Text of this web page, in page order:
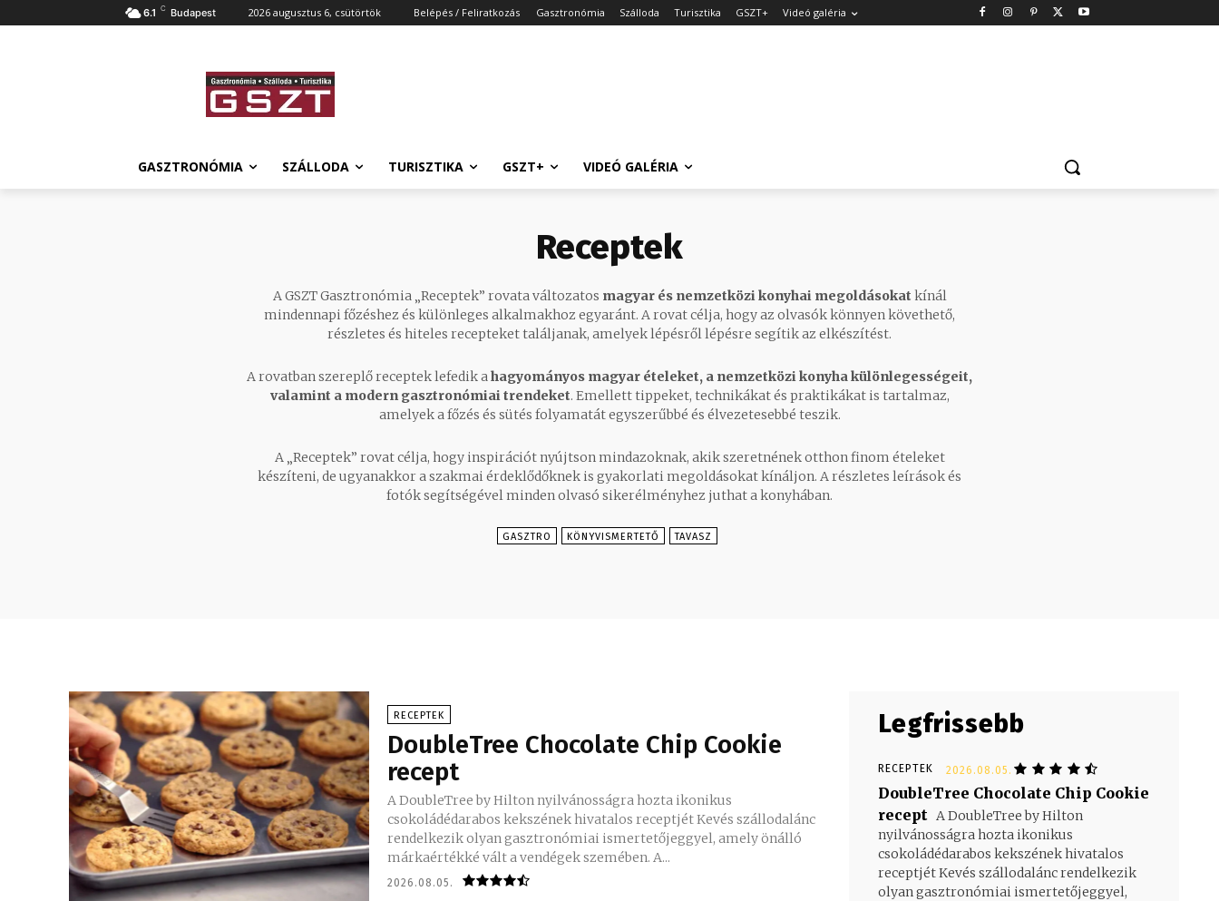
6.1 C Budapest 2026 augusztus 6, csütörtök Belépés / Feliratkozás Gasztronómia Szálloda Turisztika GSZT+ Videó galéria
GASZTRONÓMIA SZÁLLODA TURISZTIKA GSZT+ VIDEÓ GALÉRIA
Receptek
A GSZT Gasztronómia „Receptek” rovata változatos magyar és nemzetközi konyhai megoldásokat kínál
mindennapi főzéshez és különleges alkalmakhoz egyaránt. A rovat célja, hogy az olvasók könnyen követhető,
részletes és hiteles recepteket találjanak, amelyek lépésről lépésre segítik az elkészítést.
A rovatban szereplő receptek lefedik ahagyományos magyar ételeket, a nemzetközi konyha különlegességeit,
valamint a modern gasztronómiai trendeket. Emellett tippeket, technikákat és praktikákat is tartalmaz,
amelyek a főzés és sütés folyamatát egyszerűbbé és élvezetesebbé teszik.
A „Receptek” rovat célja, hogy inspirációt nyújtson mindazoknak, akik szeretnének otthon finom ételeket
készíteni, de ugyanakkor a szakmai érdeklődőknek is gyakorlati megoldásokat kínáljon. A részletes leírások és
fotók segítségével minden olvasó sikerélményhez juthat a konyhában.
GASZTRO KÖNYVISMERTETŐ TAVASZ
RECEPTEK
DoubleTree Chocolate Chip Cookie
recept
A DoubleTree by Hilton nyilvánosságra hozta ikonikus
csokoládédarabos kekszének hivatalos receptjét Kevés szállodalánc
rendelkezik olyan gasztronómiai ismertetőjeggyel, amely önálló
márkaértékké vált a vendégek szemében. A...
2026.08.05.
Legfrissebb
RECEPTEK 2026.08.05.
DoubleTree Chocolate Chip Cookie
recept A DoubleTree by Hilton
nyilvánosságra hozta ikonikus
csokoládédarabos kekszének hivatalos
receptjét Kevés szállodalánc rendelkezik
olyan gasztronómiai ismertetőjeggyel,